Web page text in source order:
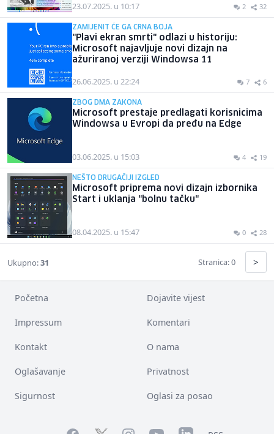
23.07.2025. u 10:17 2 32
ZAMIJENIT ĆE GA CRNA BOJA
"Plavi ekran smrti" odlazi u historiju:
Microsoft najavljuje novi dizajn na
ažuriranoj verziji Windowsa 11
26.06.2025. u 22:24 7 6
ZBOG DMA ZAKONA
Microsoft prestaje predlagati korisnicima
Windowsa u Evropi da pređu na Edge
03.06.2025. u 15:03 4 19
NEŠTO DRUGAČIJI IZGLED
Microsoft priprema novi dizajn izbornika
Start i uklanja "bolnu tačku"
08.04.2025. u 15:47 0 28
Ukupno:31 Stranica: 0 >
Početna Dojavite vijest
Impressum Komentari
Kontakt O nama
Oglašavanje Privatnost
Sigurnost Oglasi za posao